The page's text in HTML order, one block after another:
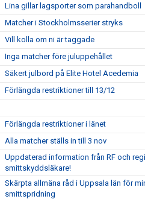
Lina gillar lagsporter som parahandboll
Matcher i Stockholmsserier stryks
Vill kolla om ni är taggade
Inga matcher före juluppehållet
Säkert julbord på Elite Hotel Acedemia
Förlängda restriktioner till 13/12
Förlängda restriktioner i länet
Alla matcher ställs in till 3 nov
Uppdaterad information från RF och
smittskyddsläkare!
Skärpta allmäna råd i Uppsala län för
smittspridning